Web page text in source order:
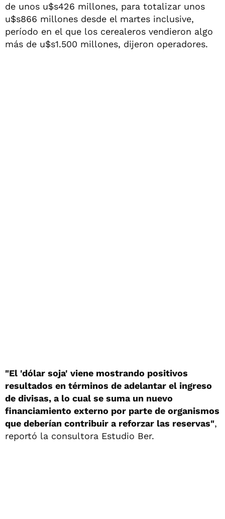
de unos u$s426 millones, para totalizar unos
u$s866 millones desde el martes inclusive,
período en el que los cerealeros vendieron algo
más de u$s1.500 millones, dijeron operadores.
"El 'dólar soja' viene mostrando positivos
resultados en términos de adelantar el ingreso
de divisas, a lo cual se suma un nuevo
financiamiento externo por parte de organismos
que deberían contribuir a reforzar las reservas",
reportó la consultora Estudio Ber.